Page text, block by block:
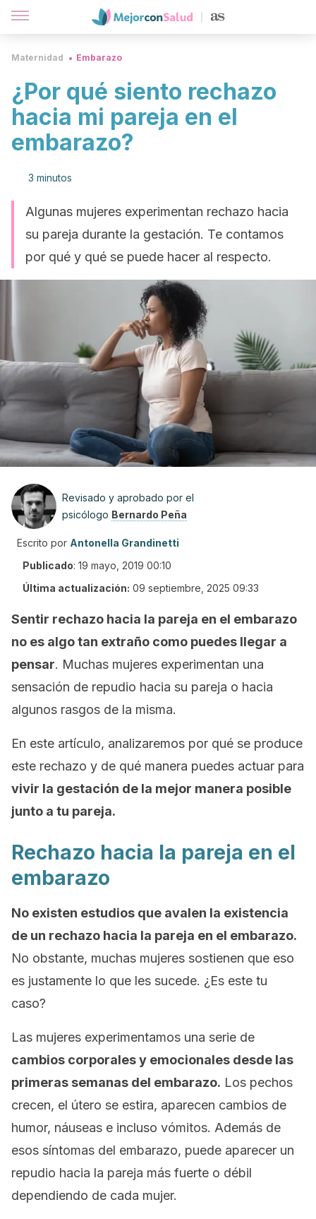
Maternidad Embarazo
¿Por qué siento rechazo
hacia mi pareja en el
embarazo?
3 minutos
Algunas mujeres experimentan rechazo hacia
su pareja durante la gestación. Te contamos
por qué y qué se puede hacer al respecto.
Revisado y aprobado por el
psicólogo Bernardo Peña
Escrito por Antonella Grandinetti
Publicado: 19 mayo, 2019 00:10
Última actualización: 09 septiembre, 2025 09:33
Sentir rechazo hacia la pareja en el embarazo
no es algo tan extraño como puedes llegar a
pensar. Muchas mujeres experimentan una
sensación de repudio hacia su pareja o hacia
algunos rasgos de la misma.
En este artículo, analizaremos por qué se produce
este rechazo y de qué manera puedes actuar para
vivir la gestación de la mejor manera posible
junto a tu pareja.
Rechazo hacia la pareja en el
embarazo
No existen estudios que avalen la existencia
de un rechazo hacia la pareja en el embarazo.
No obstante, muchas mujeres sostienen que eso
es justamente lo que les sucede. ¿Es este tu
caso?
Las mujeres experimentamos una serie de
cambios corporales y emocionales desde las
primeras semanas del embarazo. Los pechos
crecen, el útero se estira, aparecen cambios de
humor, náuseas e incluso vómitos. Además de
esos síntomas del embarazo, puede aparecer un
repudio hacia la pareja más fuerte o débil
dependiendo de cada mujer.